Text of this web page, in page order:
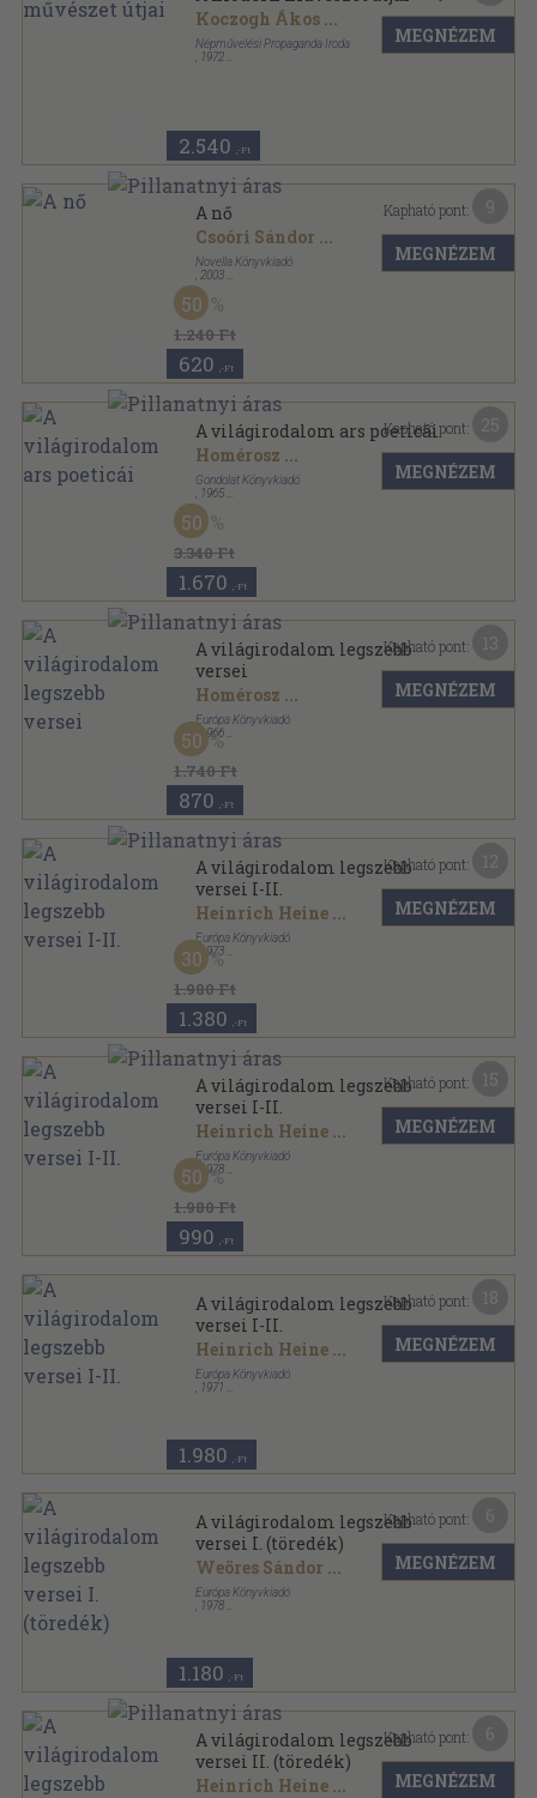
Koczogh Ákos ...
Népművelési Propaganda Iroda
1972
2.540 ,-Ft
MEGNÉZEM
A nő
Csoóri Sándor ...
Novella Könyvkiadó
2003
Bársony
1.240 Ft
50
620 ,-Ft
Kapható pont:
MEGNÉZEM
A világirodalom ars poeticái
Homérosz ...
Gondolat Könyvkiadó
1965
Fűzött keménykötés
3.340 Ft
50
1.670 ,-Ft
Kapható pont:
MEGNÉZEM
A világirodalom legszebb
versei
Homérosz ...
Európa Könyvkiadó
, 1966
Vászon
A világirodalom remekei sorozat
1.740 Ft
50
870 ,-Ft
Kapható pont:
MEGNÉZEM
A világirodalom legszebb
versei I-II.
Heinrich Heine ...
Európa Könyvkiadó
, 1973
Vászon
1.980 Ft
30
1.380 ,-Ft
Kapható pont:
MEGNÉZEM
A világirodalom legszebb
versei I-II.
Heinrich Heine ...
Európa Könyvkiadó
, 1978
Vászon
1.980 Ft
50
990 ,-Ft
Kapható pont:
MEGNÉZEM
A világirodalom legszebb
versei I-II.
Heinrich Heine ...
Európa Könyvkiadó
1971
1.980 ,-Ft
Kapható pont:
MEGNÉZEM
A világirodalom legszebb
versei I. (töredék)
Weöres Sándor ...
Európa Könyvkiadó
1978
1.180 ,-Ft
Kapható pont:
MEGNÉZEM
A világirodalom legszebb
versei II. (töredék)
Heinrich Heine ...
Kapható pont:
MEGNÉZEM